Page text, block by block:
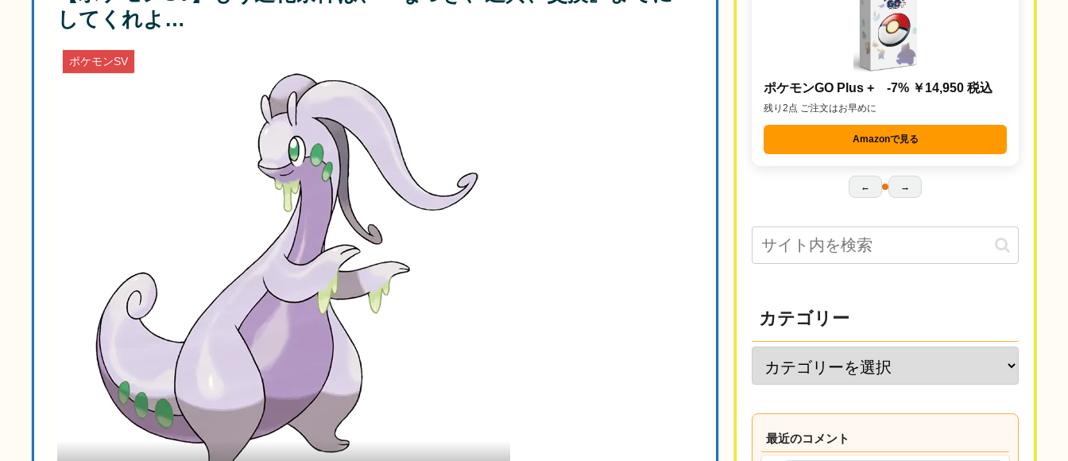
してくれよ…
ポケモンSV
ポケモンGO Plus + -7% ￥14,950 税込
残り2点 ご注文はお早めに
Amazonで見る
← →
カテゴリー
最近のコメント